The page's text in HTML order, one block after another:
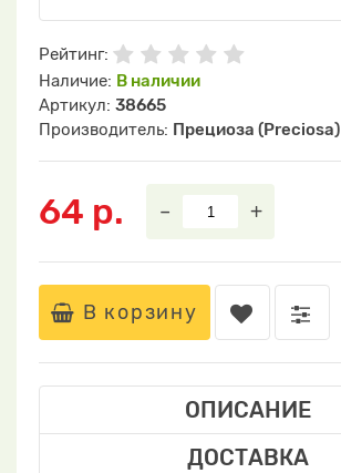
Рейтинг:
Наличие: В наличии
Артикул: 38665
Производитель: Прециоза (Preciosa)
64 р. – +
В корзину
ОПИСАНИЕ
ДОСТАВКА